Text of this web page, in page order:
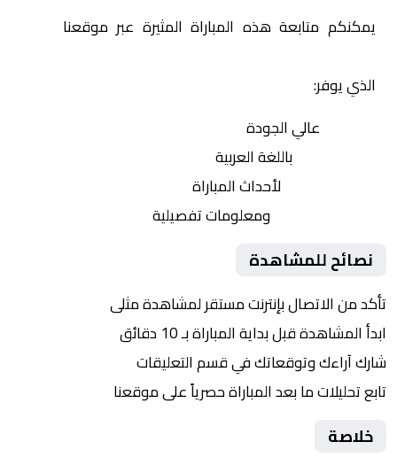
يمكنكم متابعة هذه المباراة المثيرة عبر موقعنا
الذي يوفر:
عالي الجودة
باللغة العربية
لأحداث المباراة
ومعلومات تفصيلية
نصائح للمشاهدة
تأكد من الاتصال بإنترنت مستقر لمشاهدة مثلى
ابدأ المشاهدة قبل بداية المباراة بـ 10 دقائق
شارك آراءك وتوقعاتك في قسم التعليقات
تابع تحليلات ما بعد المباراة حصرياً على موقعنا
خلاصة